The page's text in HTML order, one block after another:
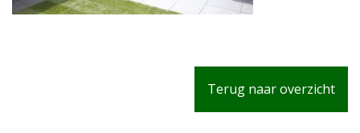
Terug naar overzicht